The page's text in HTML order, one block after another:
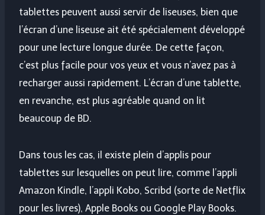
tablettes peuvent aussi servir de liseuses, bien que
l’écran d’une liseuse ait été spécialement développé
pour une lecture longue durée. De cette façon,
c’est plus facile pour vos yeux et vous n’avez pas à
recharger aussi rapidement. L’écran d’une tablette,
en revanche, est plus agréable quand on lit
beaucoup de BD.
Dans tous les cas, il existe plein d’applis pour
tablettes sur lesquelles on peut lire, comme l’appli
Amazon Kindle, l’appli Kobo, Scribd (sorte de Netflix
pour les livres), Apple Books ou Google Play Books.